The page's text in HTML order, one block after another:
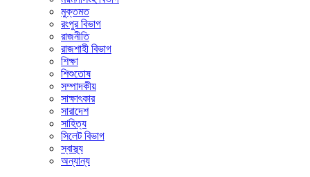
মুক্তমত
রংপুর বিভাগ
রাজনীতি
রাজশাহী বিভাগ
শিক্ষা
শিশুতোষ
সম্পাদকীয়
সাক্ষাৎকার
সারাদেশ
সাহিত্য
সিলেট বিভাগ
স্বাস্থ্য
অন্যান্য